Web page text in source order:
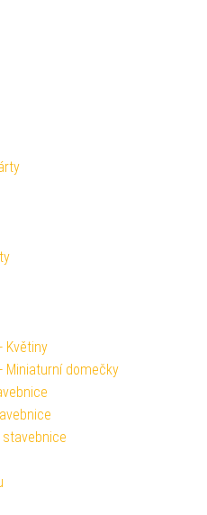
Květiny
Miniaturní domečky
stavebnice